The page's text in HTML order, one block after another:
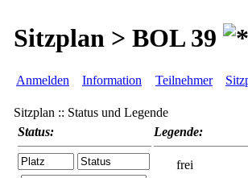
Sitzplan > BOL 39
Anmelden Information Teilnehmer
Sitzplan :: Status und Legende
Status:
Legende:
frei